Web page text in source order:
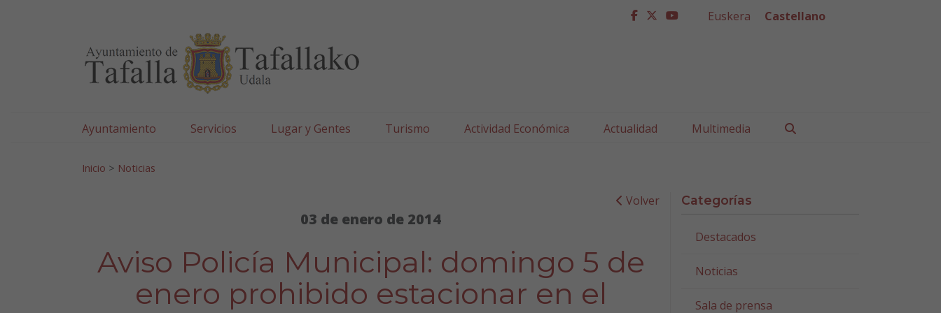
facebook
twitter
youtube
Euskera Castellano
Ayuntamiento Servicios Lugar y Gentes Turismo Actividad Económica Actualidad Multimedia
Inicio > Noticias
Volver
03 de enero de 2014
Aviso Policía Municipal: domingo 5 de
enero prohibido estacionar en el
Categorías
Destacados
Noticias
Sala de prensa